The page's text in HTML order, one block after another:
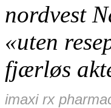
nordvest
«uten
fjærløs
imaxi rx